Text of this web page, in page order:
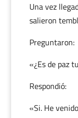
Una vez
salieron
Preguntaron:
«¿Es de paz
Respondió:
«Si. He